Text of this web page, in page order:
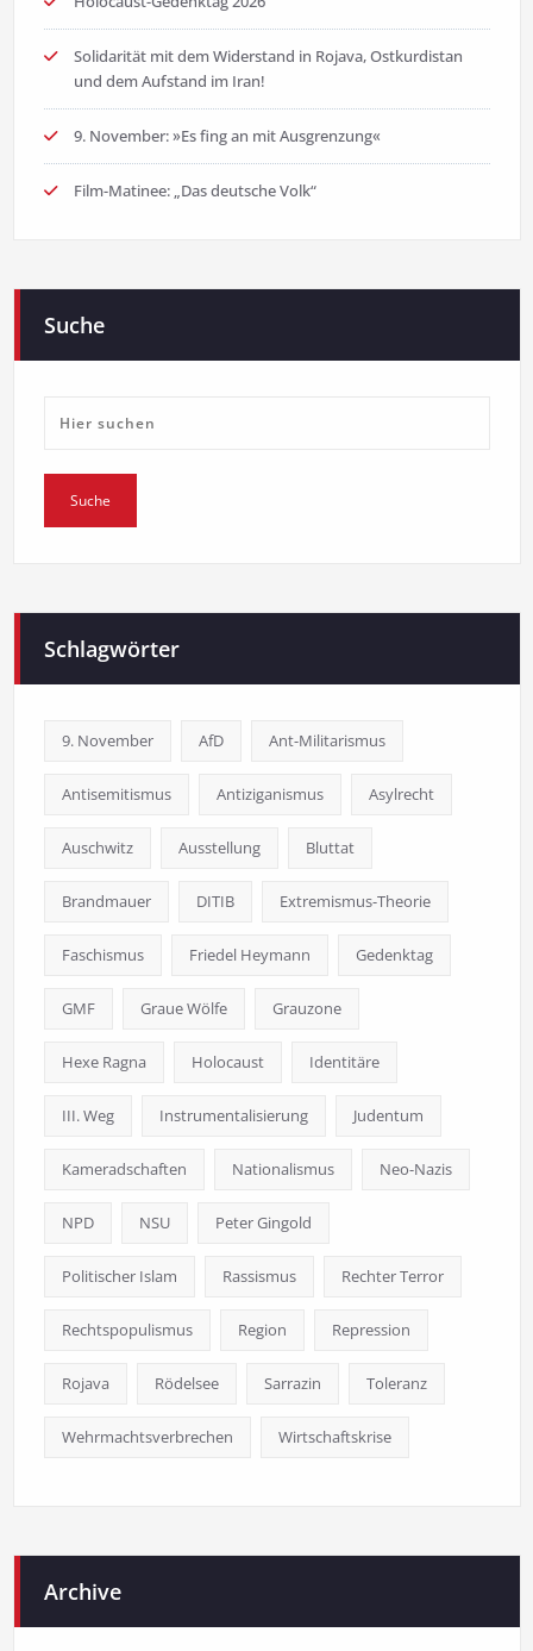
Solidarität mit dem Widerstand in Rojava, Ostkurdistan
und dem Aufstand im Iran!
9. November: »Es fing an mit Ausgrenzung«
Film-Matinee: „Das deutsche Volk“
Suche
Schlagwörter
9. November AfD Ant-Militarismus
Antisemitismus Antiziganismus Asylrecht
Auschwitz Ausstellung Bluttat
Brandmauer DITIB Extremismus-Theorie
Faschismus Friedel Heymann Gedenktag
GMF Graue Wölfe Grauzone
Hexe Ragna Holocaust Identitäre
III. Weg Instrumentalisierung Judentum
Kameradschaften Nationalismus Neo-Nazis
NPD NSU Peter Gingold
Politischer Islam Rassismus Rechter Terror
Rechtspopulismus Region Repression
Rojava Rödelsee Sarrazin Toleranz
Wehrmachtsverbrechen Wirtschaftskrise
Archive